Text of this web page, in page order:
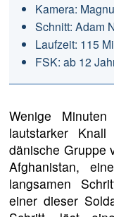
Kamera:
Schnitt: Adam
Laufzeit: 115
FSK: ab 12
Wenige
lautstarker
dänische Gruppe
Afghanistan,
langsamen
einer dieser